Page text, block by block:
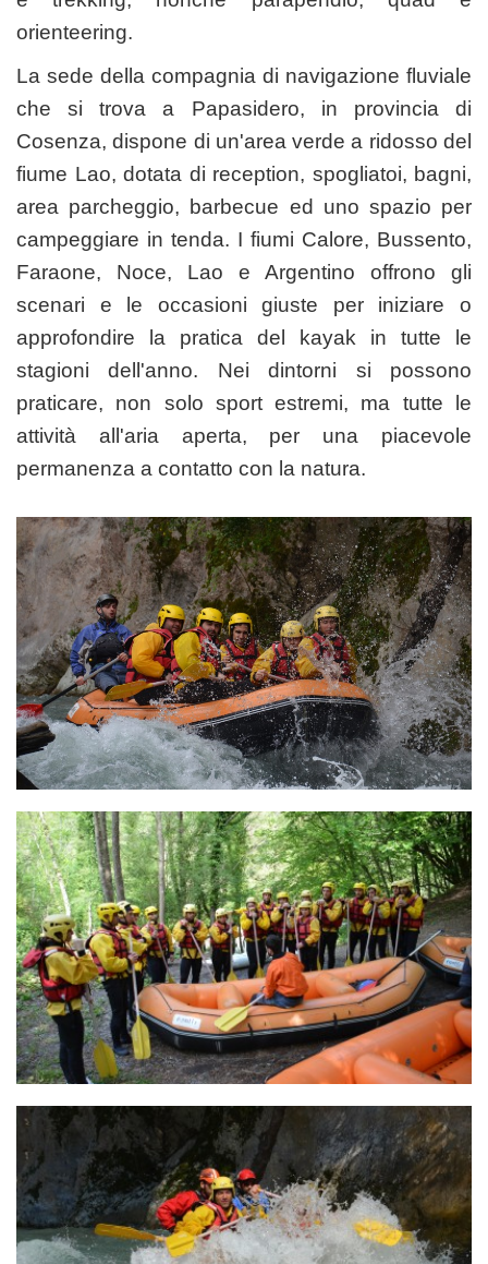
orienteering.
La sede della compagnia di navigazione fluviale
che si trova a Papasidero, in provincia di
Cosenza, dispone di un'area verde a ridosso del
fiume Lao, dotata di reception, spogliatoi, bagni,
area parcheggio, barbecue ed uno spazio per
campeggiare in tenda. I fiumi Calore, Bussento,
Faraone, Noce, Lao e Argentino offrono gli
scenari e le occasioni giuste per iniziare o
approfondire la pratica del kayak in tutte le
stagioni dell'anno. Nei dintorni si possono
praticare, non solo sport estremi, ma tutte le
attività all'aria aperta, per una piacevole
permanenza a contatto con la natura.